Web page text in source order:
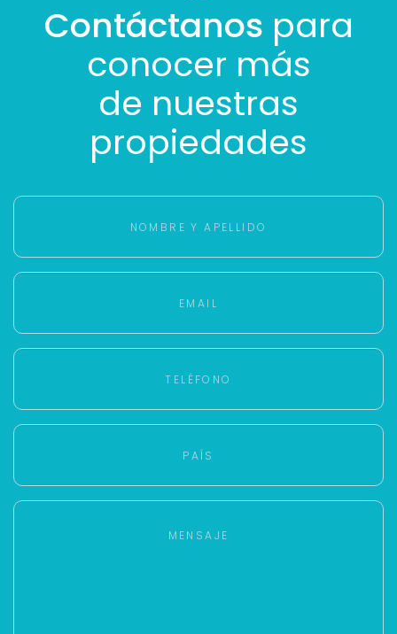
Contáctanos para
conocer más
de nuestras
propiedades